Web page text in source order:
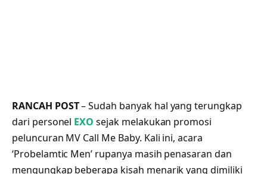
RANCAH POST– Sudah banyak hal yang terungkap
dari personel EXO sejak melakukan promosi
peluncuran MV Call Me Baby. Kali ini, acara
‘Probelamtic Men’ rupanya masih penasaran dan
mengungkap beberapa kisah menarik yang dimiliki